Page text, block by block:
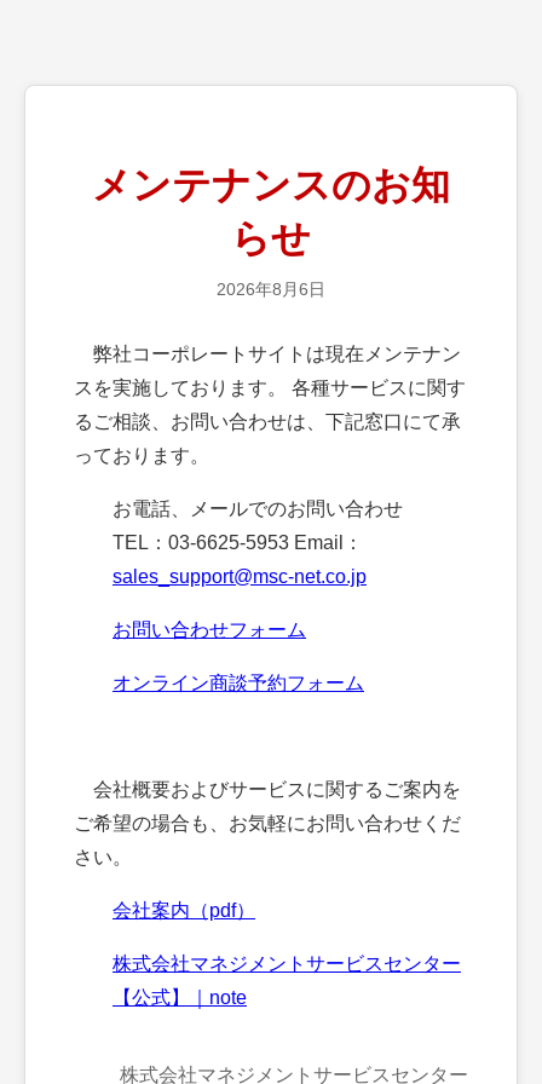
メンテナンスのお知
らせ
2026年8月6日
弊社コーポレートサイトは現在メンテナン
スを実施しております。 各種サービスに関す
るご相談、お問い合わせは、下記窓口にて承
っております。
お電話、メールでのお問い合わせ
TEL：03-6625-5953 Email：
sales_support@msc-net.co.jp
お問い合わせフォーム
オンライン商談予約フォーム
会社概要およびサービスに関するご案内を
ご希望の場合も、お気軽にお問い合わせくだ
さい。
会社案内（pdf）
株式会社マネジメントサービスセンター
【公式】｜note
株式会社マネジメントサービスセンター